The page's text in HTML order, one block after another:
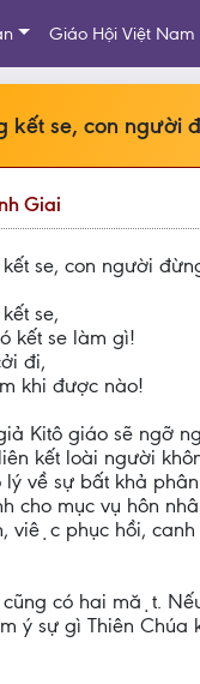
Giáo Hội Việt Nam
kết se, con người
Giai
se, con người
se,
kết se làm gì!
đi,
khi được nào!
Kitô giáo sẽ ngỡ
kết loài người
về sự bất khả
cho mục vụ hôn
việc phục hồi,
có hai mặt.
ý sự gì Thiên